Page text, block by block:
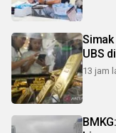
UBS
13 jam